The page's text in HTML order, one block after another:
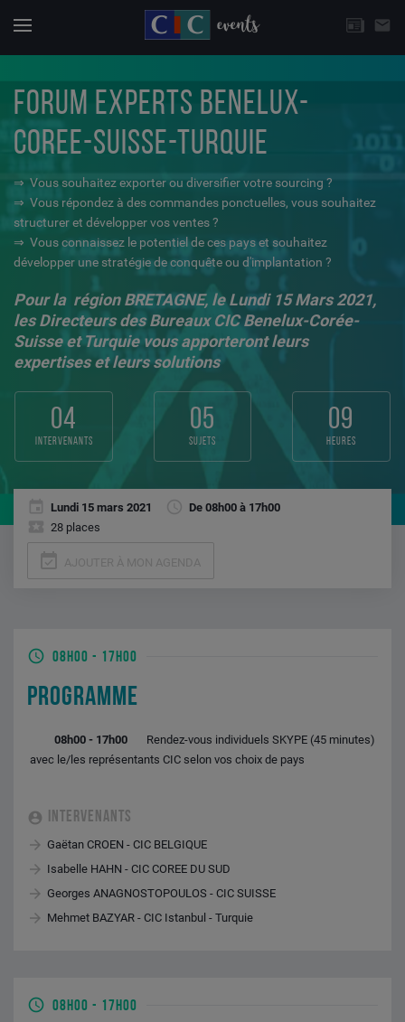
email
CHOISISSEZ UNE THÉMATIQUE
FORUM EXPERTS BENELUX-
COREE-SUISSE-TURQUIE
⇒ Vous souhaitez exporter ou diversifier votre sourcing ?
⇒ Vous répondez à des commandes ponctuelles, vous souhaitez
structurer et développer vos ventes ?
⇒ Vous connaissez le potentiel de ces pays et souhaitez
développer une stratégie de conquête ou d'implantation ?
Pour la région BRETAGNE, le Lundi 15 Mars 2021,
les Directeurs des Bureaux CIC Benelux-Corée-
Suisse et Turquie vous apporteront leurs
expertises et leurs solutions
04
intervenants
05
sujets
09
heures
Lundi 15 mars 2021
De 08h00 à 17h00
28 places
08H00 - 17H00
PROGRAMME
08h00 - 17h00 Rendez-vous individuels SKYPE (45 minutes)
avec le/les représentants CIC selon vos choix de pays
INTERVENANTS
Gaëtan CROEN - CIC BELGIQUE
Isabelle HAHN - CIC COREE DU SUD
Georges ANAGNOSTOPOULOS - CIC SUISSE
Mehmet BAZYAR - CIC Istanbul - Turquie
08H00 - 17H00